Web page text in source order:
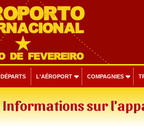
DÉPARTS L'AÉROPORT COMPAGNIES
Informations sur